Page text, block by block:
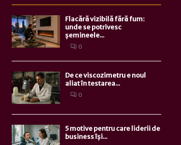
Flacără vizibilă fără fum:
unde se potrivesc
șemineele...
0
De ce viscozimetru e noul
aliat în testarea...
0
5 motive pentru care liderii de
business își...